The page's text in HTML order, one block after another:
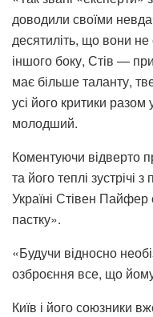
доводили своїми
десятиліть, що вони
іншого боку, Стів —
має більше таланту,
усі його критики
молодший.
Коментуючи відверто
та його теплі
Україні Стівен
пастку».
«Будучи відносно
озброєння все, що
Київ і його союзники